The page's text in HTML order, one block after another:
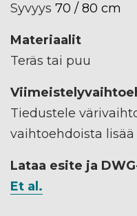
Syvyys 70 / 80 cm
Materiaalit
Teräs tai puu
Tiedustele
vaihtoehdoista lisää
Lataa esite ja
Et al.